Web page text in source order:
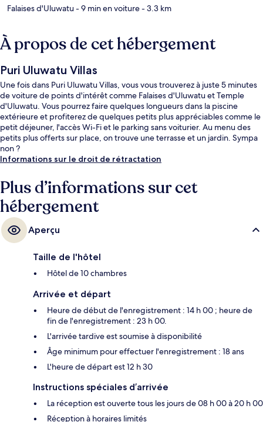
Falaises d'Uluwatu- 9 min en voiture- 3.3 km
À propos de cet hébergement
Puri Uluwatu Villas
Une fois dans Puri Uluwatu Villas, vous vous trouverez à juste 5 minutes
de voiture de points d'intérêt comme Falaises d'Uluwatu et Temple
d'Uluwatu. Vous pourrez faire quelques longueurs dans la piscine
extérieure et profiterez de quelques petits plus appréciables comme le
petit déjeuner, l'accès Wi-Fi et le parking sans voiturier. Au menu des
petits plus offerts sur place, on trouve une terrasse et un jardin. Sympa
non ?
Informations sur le droit de rétractation
Plus d’informations sur cet
hébergement
Aperçu
Taille de l'hôtel
Hôtel de 10 chambres
Arrivée et départ
Heure de début de l'enregistrement : 14 h 00 ; heure de
fin de l'enregistrement : 23 h 00.
L'arrivée tardive est soumise à disponibilité
Âge minimum pour effectuer l'enregistrement : 18 ans
L'heure de départ est 12 h 30
Instructions spéciales d’arrivée
La réception est ouverte tous les jours de 08 h 00 à 20 h 00
Réception à horaires limités